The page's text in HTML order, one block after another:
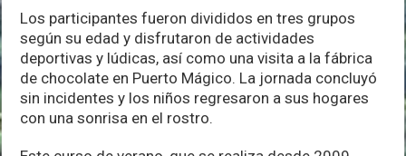
Los participantes fueron divididos en tres grupos
según su edad y disfrutaron de actividades
deportivas y lúdicas, así como una visita a la fábrica
de chocolate en Puerto Mágico. La jornada concluyó
sin incidentes y los niños regresaron a sus hogares
con una sonrisa en el rostro.